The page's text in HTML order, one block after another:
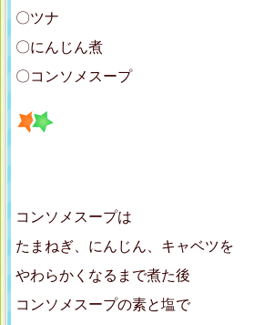
〇ツナ
〇にんじん煮
〇コンソメスープ
コンソメスープは
たまねぎ、にんじん、キャベツを
やわらかくなるまで煮た後
コンソメスープの素と塩で